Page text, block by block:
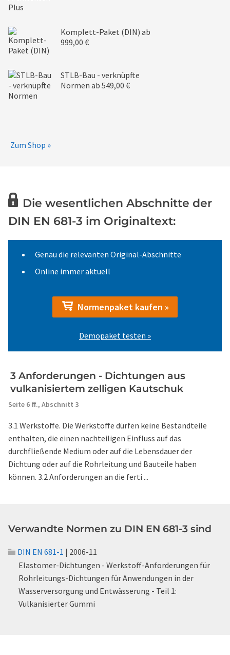
Komplett-Paket (DIN) ab
999,00 €
STLB-Bau - verknüpfte
Normen ab 549,00 €
Zum Shop »
Die wesentlichen Abschnitte der
DIN EN 681-3 im Originaltext:
Genau die relevanten Original-Abschnitte
Online immer aktuell
Normenpaket kaufen »
Demopaket testen »
3 Anforderungen - Dichtungen aus
vulkanisiertem zelligen Kautschuk
Seite 6 ff., Abschnitt 3
3.1 Werkstoffe. Die Werkstoffe dürfen keine Bestandteile
enthalten, die einen nachteiligen Einfluss auf das
durchfließende Medium oder auf die Lebensdauer der
Dichtung oder auf die Rohrleitung und Bauteile haben
können. 3.2 Anforderungen an die ferti ...
Verwandte Normen zu DIN EN 681-3 sind
DIN EN 681-1 | 2006-11
Elastomer-Dichtungen - Werkstoff-Anforderungen für
Rohrleitungs-Dichtungen für Anwendungen in der
Wasserversorgung und Entwässerung - Teil 1:
Vulkanisierter Gummi